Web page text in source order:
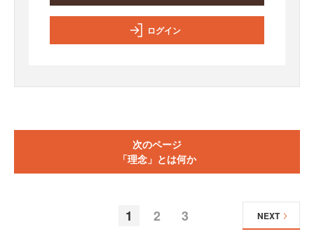
ログイン
次のページ
「理念」とは何か
1 2 3 NEXT